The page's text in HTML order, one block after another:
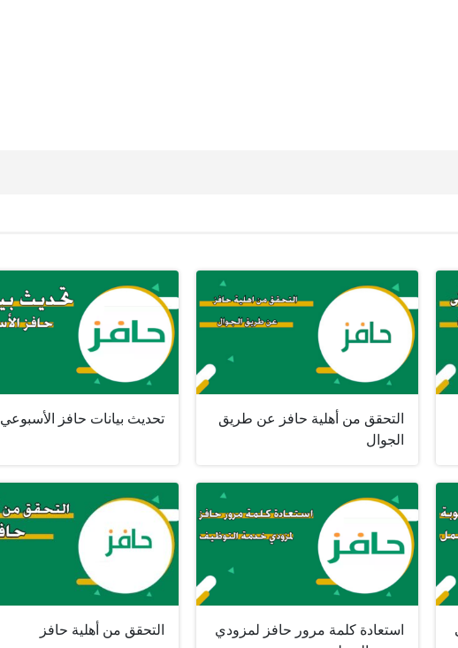
التحقق من أهلية حافز عن طريق
الجوال
تحديث بيانات حافز الأسبوعي
استعادة كلمة مرور حافز لمزودي
التحقق من أهلية حافز